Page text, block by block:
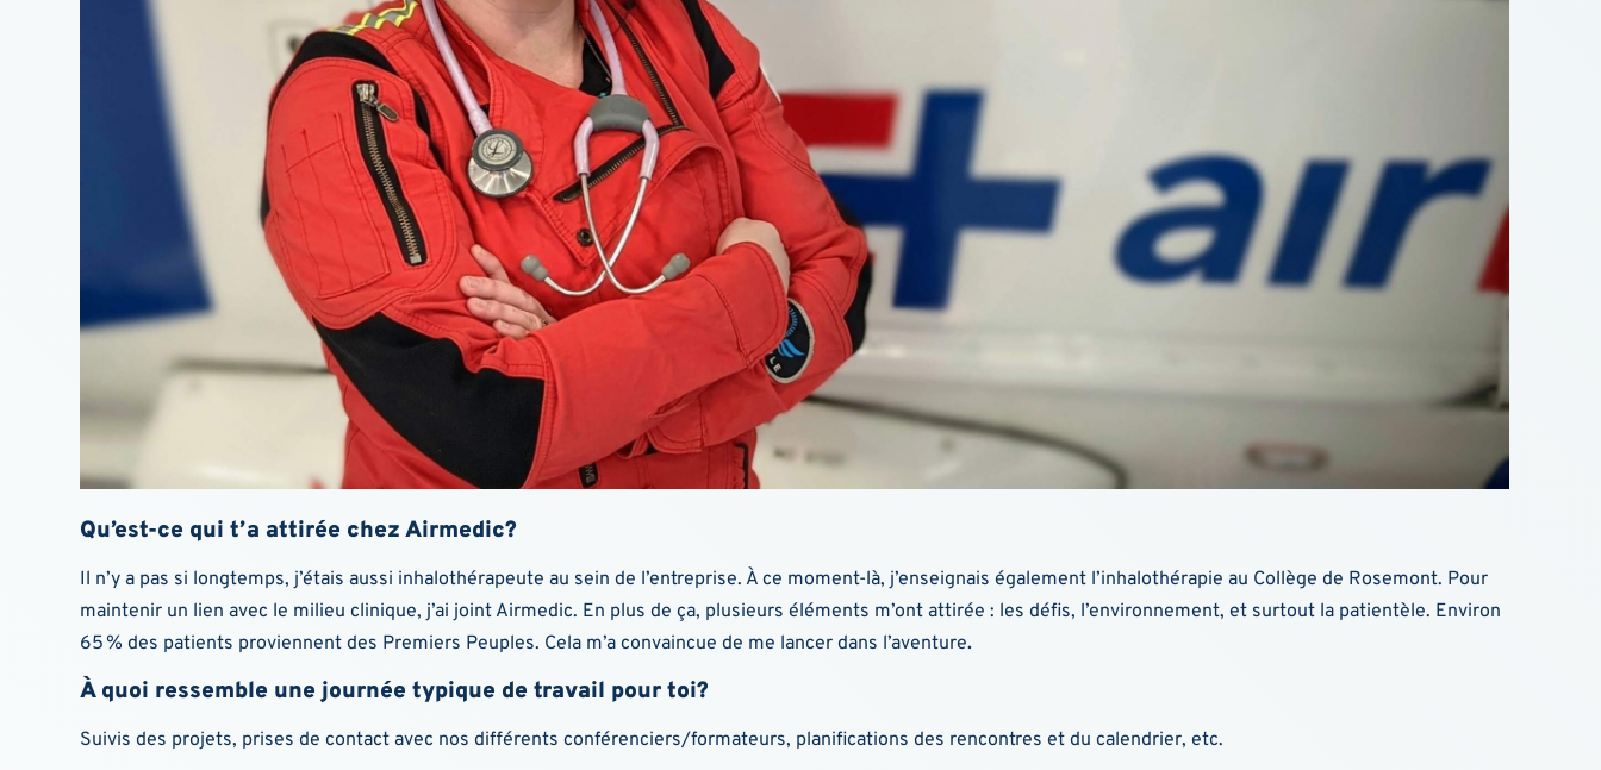
Qu’est-ce qui t’a attirée chez Airmedic?
Il n’y a pas si longtemps, j’étais aussi inhalothérapeute au sein de l’entreprise. À ce moment-là, j’enseignais également l’inhalothérapie au Collège de Rosemont. Pour
maintenir un lien avec le milieu clinique, j’ai joint Airmedic. En plus de ça, plusieurs éléments m’ont attirée : les défis, l’environnement, et surtout la patientèle. Environ
65 % des patients proviennent des Premiers Peuples. Cela m’a convaincue de me lancer dans l’aventure.
À quoi ressemble une journée typique de travail pour toi?
Suivis des projets, prises de contact avec nos différents conférenciers/formateurs, planifications des rencontres et du calendrier, etc.